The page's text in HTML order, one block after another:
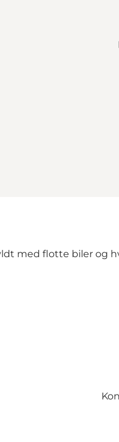
med flotte biler og